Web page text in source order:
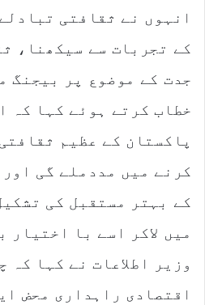
i
انہوں نے ثقافتی
کے تجربات سے سیکھنا،
جدت کے موضوع پر بیجنگ
خطاب کرتے ہوئے کہا کہ
پاکستان کے عظیم
کرنے میں مددملے گی
کے بہتر مستقبل کی
میں لاکر اسے با اختیار
وزیر اطلاعات نے کہا کہ
اقتصادی راہداری محض